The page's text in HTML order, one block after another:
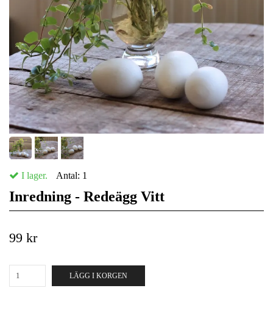
I lager. Antal: 1
Inredning - Redeägg Vitt
99 kr
LÄGG I KORGEN